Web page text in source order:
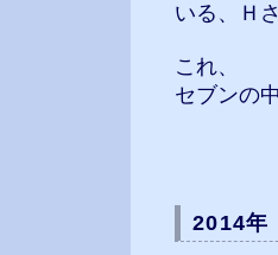
いる、Ｈ
これ、
セブンの
2014年